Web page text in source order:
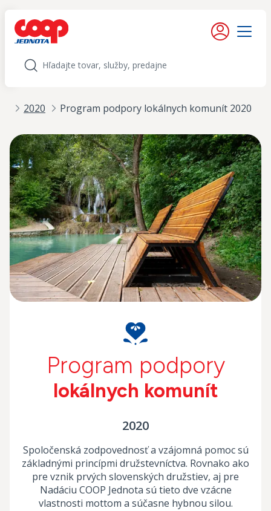
Moje konto
Menu
Hľadať
2020 Program podpory lokálnych komunít 2020
Program podpory
lokálnych komunít
2020
Spoločenská zodpovednosť a vzájomná pomoc sú
základnými princípmi družstevníctva. Rovnako ako
pre vznik prvých slovenských družstiev, aj pre
Nadáciu COOP Jednota sú tieto dve vzácne
vlastnosti mottom a súčasne hybnou silou.